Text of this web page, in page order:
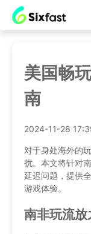
美国畅
南
2024-11-28
对于身处海外的
扰。本文将针对
延迟问题，提供
游戏体验。
南非玩流放